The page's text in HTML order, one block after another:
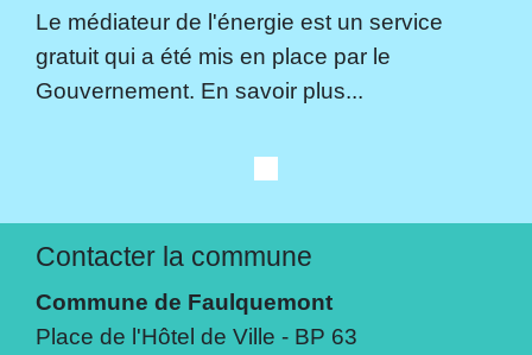
Le médiateur de l'énergie est un service
gratuit qui a été mis en place par le
Gouvernement. En savoir plus...
Contacter la commune
Commune de Faulquemont
Place de l'Hôtel de Ville - BP 63